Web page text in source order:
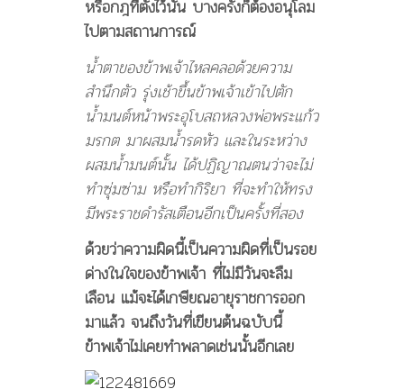
หรือกฎที่ตั้งไว้นั้น บางครั้งก็ต้องอนุโลม
ไปตามสถานการณ์
น้ำตาของข้าพเจ้าไหลคลอด้วยความ
สำนึกตัว รุ่งเช้าขึ้นข้าพเจ้าเข้าไปตัก
น้ำมนต์หน้าพระอุโบสถหลวงพ่อพระแก้ว
มรกต มาผสมน้ำรดหัว และในระหว่าง
ผสมน้ำมนต์นั้น ได้ปฏิญาณตนว่าจะไม่
ทำซุ่มซ่าม หรือทำกิริยา ที่จะทำให้ทรง
มีพระราชดำรัสเตือนอีกเป็นครั้งที่สอง
ด้วยว่าความผิดนี้เป็นความผิดที่เป็นรอย
ด่างในใจของข้าพเจ้า ที่ไม่มีวันจะลืม
เลือน แม้จะได้เกษียณอายุราชการออก
มาแล้ว จนถึงวันที่เขียนต้นฉบับนี้
ข้าพเจ้าไม่เคยทำพลาดเช่นนั้นอีกเลย